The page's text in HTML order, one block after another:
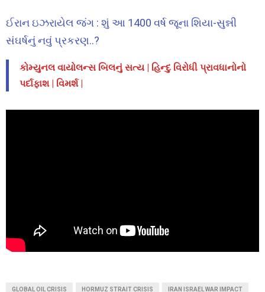
ઈરાન ઇઝરાયેલ જંગ : શું આ 1400 વર્ષ જૂના શિયા-સુન્ની
સંઘર્ષનું નવું પ્રકરણ..?
કોમ્યુનલ વાયોલન્સ બિલનું સત્ય | હિન્દુ વિરોધી પ્રાવધાનોનો
પર્દાફાશ | વિમર્શ |
GLOBAL OIL CRISIS HORMUZ STRAIT CRISIS IRAN ISRAEL WAR IMPACT